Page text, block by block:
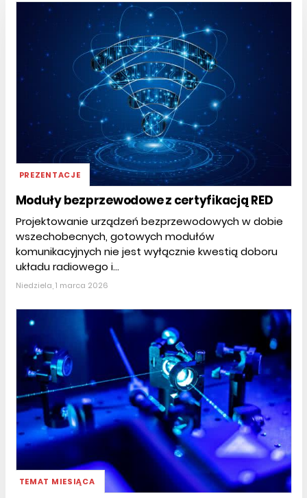
PREZENTACJE
Moduły bezprzewodowe z certyfikacją RED
Projektowanie urządzeń bezprzewodowych w dobie
wszechobecnych, gotowych modułów
komunikacyjnych nie jest wyłącznie kwestią doboru
układu radiowego i...
Niedziela, 1 marca 2026
TEMAT MIESIĄCA